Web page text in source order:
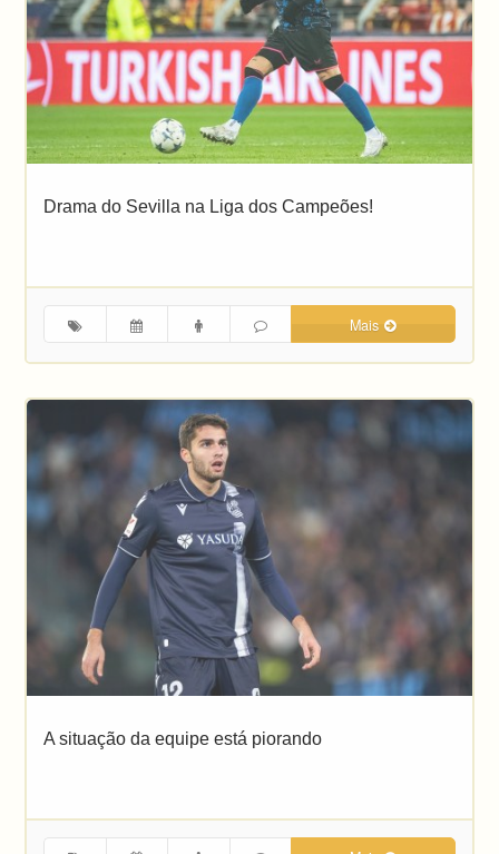
Drama do Sevilla na Liga dos Campeões!
Mais
A situação da equipe está piorando